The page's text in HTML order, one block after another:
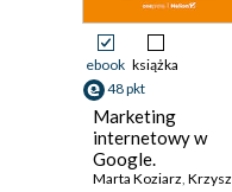
ebook książka
48 pkt
Marketing
internetowy w
Google.
Pozycjonowanie,
Marta Koziarz, Krzysztof Marzec